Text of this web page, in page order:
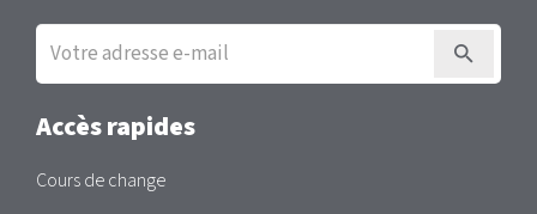
Inscription
la
newsletter
Accès rapides
Cours de change